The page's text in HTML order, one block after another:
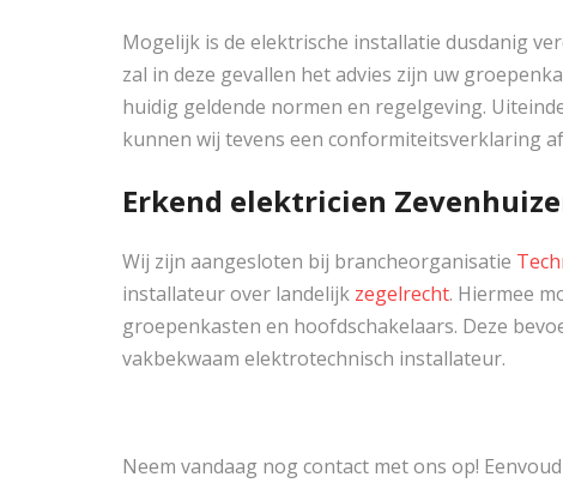
Mogelijk is de elektrische installatie dusdanig
zal in deze gevallen het advies zijn uw
huidig geldende normen en regelgeving.
kunnen wij tevens een conformiteitsverklaring
Erkend elektricien
Wij zijn aangesloten bij brancheorganisatie
installateur over landelijk zegelrecht. Hiermee
groepenkasten en hoofdschakelaars. Deze
vakbekwaam elektrotechnisch installateur.
Neem vandaag nog contact met ons op!